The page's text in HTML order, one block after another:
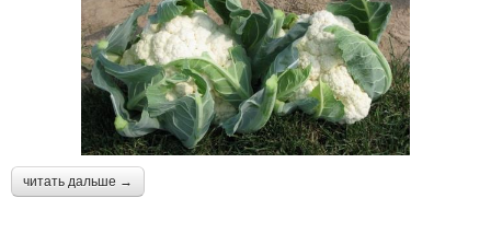
читать дальше →